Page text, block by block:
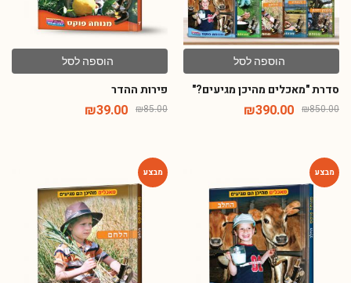
הוספה לסל
סדרת "מאכלים מהיכן מגיעים?"
₪850.00
₪390.00
הוספה לסל
פירות ההדר
₪85.00
₪39.00